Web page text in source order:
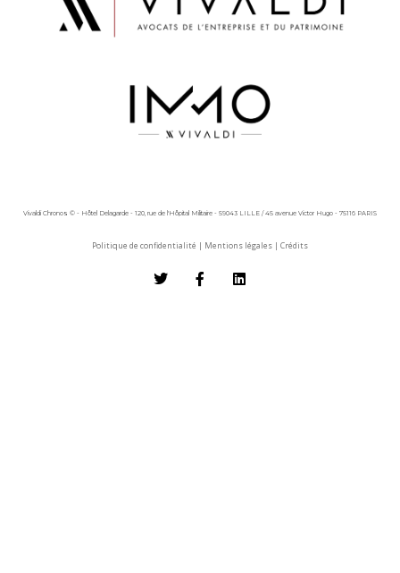
Vivaldi Chronos © - Hôtel Delagarde - 120, rue de l'Hôpital Militaire - 59043 LILLE / 45 avenue Victor Hugo - 75116 PARIS
Politique de confidentialité | Mentions légales | Crédits